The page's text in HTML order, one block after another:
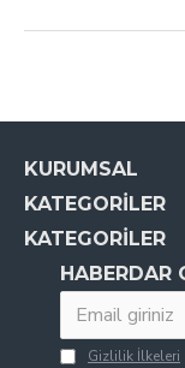
KURUMSAL
KATEGORILER
KATEGORILER
HABERDAR
Gizlilik İlkeleri